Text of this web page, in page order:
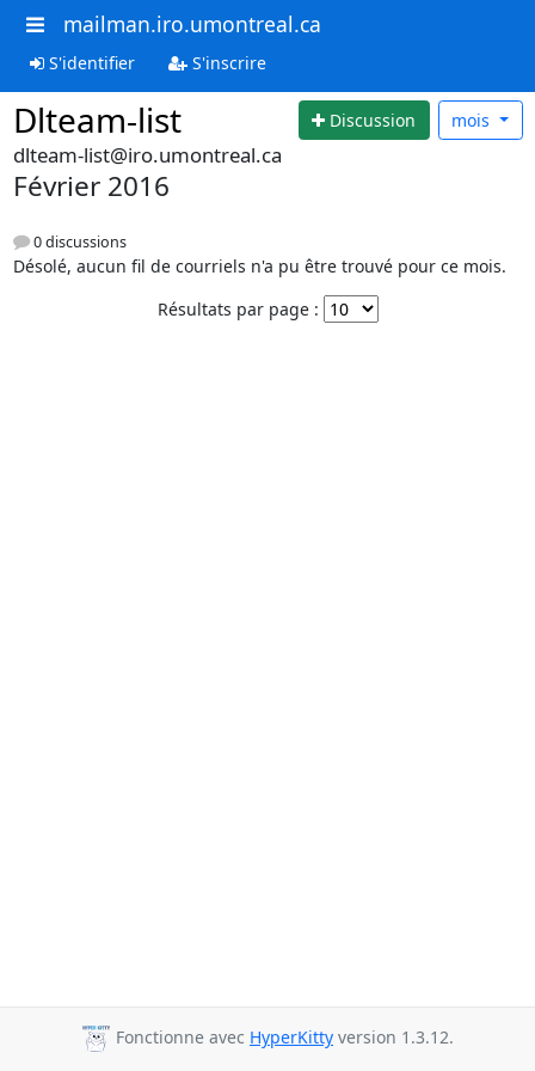
mailman.iro.umontreal.ca
S'identifier S'inscrire
Dlteam-list Discussion mois
dlteam-list@iro.umontreal.ca
Février 2016
0 discussions
Désolé, aucun fil de courriels n'a pu être trouvé pour ce mois.
Résultats par page :
Fonctionne avec HyperKitty version 1.3.12.